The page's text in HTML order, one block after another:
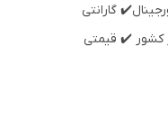
گارانتی
کشور ✔️ قیمتی